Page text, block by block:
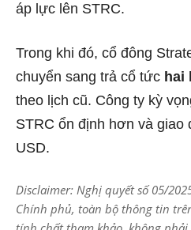
áp lực lên STRC.
Trong khi đó, cổ đông
chuyển sang trả cổ tức hai
theo lịch cũ. Công ty kỳ
STRC ổn định hơn và giao
USD.
Disclaimer: Nghị quyết số 05/
Chính phủ, toàn bộ thông tin